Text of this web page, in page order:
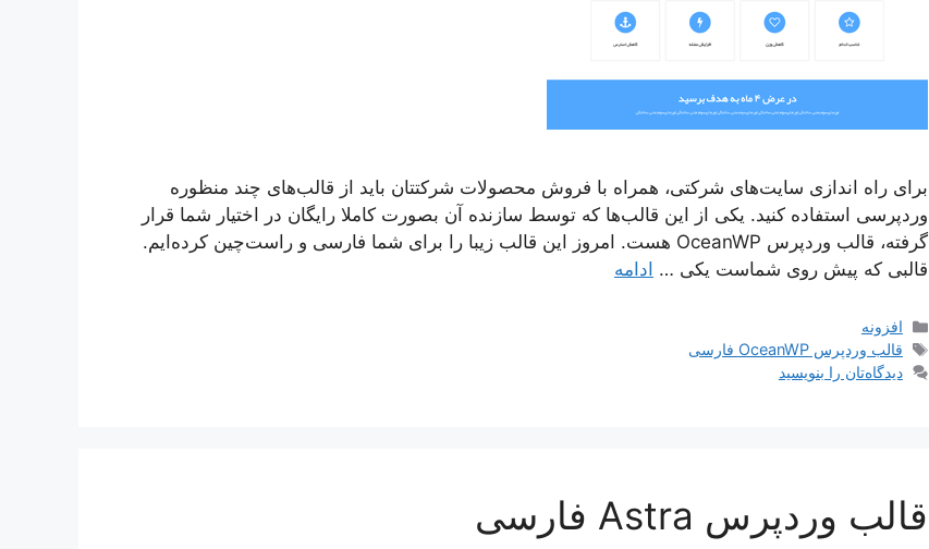
برای راه اندازی سایت‌های شرکتی، همراه با فروش محصولات شرکتتان باید از قالب‌های چند منظوره
وردپرسی استفاده کنید. یکی از این قالب‌ها که توسط سازنده آن بصورت کاملا رایگان در اختیار شما قرار
گرفته، قالب وردپرس OceanWP هست. امروز این قالب زیبا را برای شما فارسی و راست‌چین کرده‌ایم.
قالبی که پیش روی شماست یکی … ادامه
دسته‌ها
افزونه
برچسب‌ها
قالب وردپرس OceanWP فارسی
دیدگاه‌تان را بنویسید
قالب وردپرس Astra فارسی